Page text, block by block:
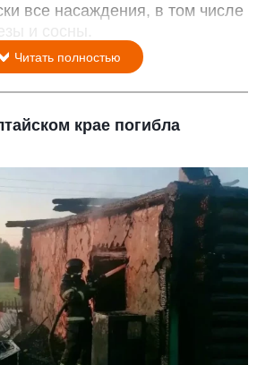
все насаждения, в том числе
и сосны.
Читать полностью
крае погибла